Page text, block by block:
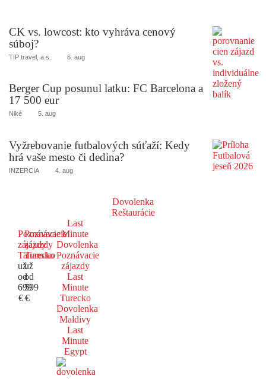
CK vs. lowcost: kto vyhráva cenový
súboj?
TIP travel, a.s. 6. aug
Berger Cup posunul latku: FC Barcelona a
17 500 eur
Niké 5. aug
Vyžrebovanie futbalových súťaží: Kedy
hrá vaše mesto či dedina?
INZERCIA 4. aug
Dovolenka
Reštaurácie
Poznávacie
zájazdy
Taliansko
už
od
699
€
Poznávacie
zájazdy
Turecko
už
od
599
€
Last
Minute
Dovolenka
Poznávacie
zájazdy
Last
Minute
Turecko
Dovolenka
Maldivy
Last
Minute
Egypt